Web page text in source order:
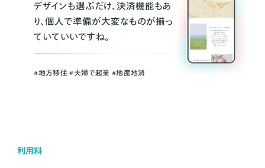
デザインも選ぶだけ、決済機能もあ
り、個人で準備が大変なものが揃っ
ていていいですね。
#地方移住 #夫婦で起業 #地産地消
利用料